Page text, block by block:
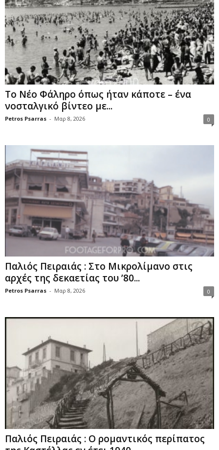
Το Νέο Φάληρο όπως ήταν κάποτε – ένα
νοσταλγικό βίντεο με...
Petros Psarras - Μαρ 8, 2026 0
Παλιός Πειραιάς : Στο Μικρολίμανο στις
αρχές της δεκαετίας του ’80...
Petros Psarras - Μαρ 8, 2026 0
Παλιός Πειραιάς : Ο ρομαντικός περίπατος